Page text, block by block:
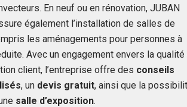
En neuf ou en rénovation, JUBAN
également l’installation de salles de
les aménagements pour personnes à
Avec un engagement envers la qualité
client, l’entreprise offre des conseils
, un devis gratuit, ainsi que la
salle d’exposition.